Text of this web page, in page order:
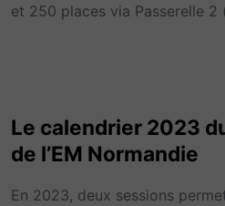
et 250 places via Passerelle 2
Le calendrier 2023
de l’EM Normandie
En 2023, deux sessions